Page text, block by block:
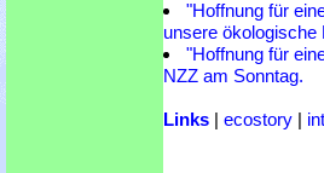
"Hoffnung für
unsere ökologische
"Hoffnung für
NZZ am Sonntag.
Links | ecostory |